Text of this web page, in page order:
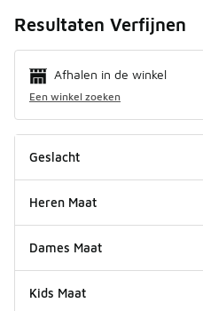
Resultaten Verfijnen
Afhalen in de winkel
Een winkel zoeken
Geslacht
Heren Maat
Dames Maat
Kids Maat